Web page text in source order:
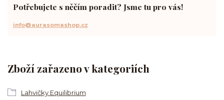
Zboží zařazeno v kategoriích
Lahvičky Equilibrium
Potřebujete s něčím poradit? Jsme tu pro vás!
info@aurasomashop.cz